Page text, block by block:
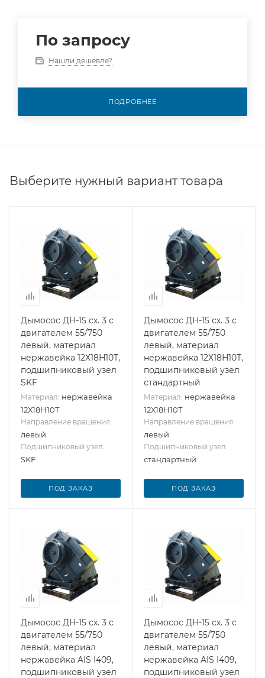
По запросу
Нашли дешевле?
ПОДРОБНЕЕ
Выберите нужный вариант товара
Дымосос ДН-15 сх. 3 с
двигателем 55/750
левый, материал
нержавейка 12Х18Н10Т,
подшипниковый узел
SKF
Материал: нержавейка
12Х18Н10Т
Направление вращения:
левый
Подшипниковый узел:
SKF
ПОД ЗАКАЗ
Дымосос ДН-15 сх. 3 с
двигателем 55/750
левый, материал
нержавейка 12Х18Н10Т,
подшипниковый узел
стандартный
Материал: нержавейка
12Х18Н10Т
Направление вращения:
левый
Подшипниковый узел:
стандартный
ПОД ЗАКАЗ
Дымосос ДН-15 сх. 3 с
двигателем 55/750
левый, материал
нержавейка AIS I409,
подшипниковый узел
Дымосос ДН-15 сх. 3 с
двигателем 55/750
левый, материал
нержавейка AIS I409,
подшипниковый узел